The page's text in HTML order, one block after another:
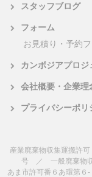
スタッフブログ
フォーム
お見積り・予約
カンボジアプロジ
会社概要・企業理
プライバシーポリ
産業廃棄物収集運搬許
号 ／ 一般廃棄物収
あま市許可番６あ環第